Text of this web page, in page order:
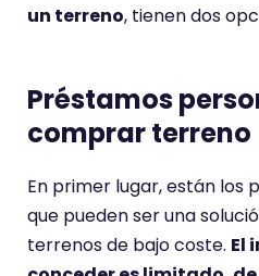
un terreno, tienen dos
Préstamos
comprar terreno
En primer lugar, están los
que pueden ser una
terrenos de bajo coste. El